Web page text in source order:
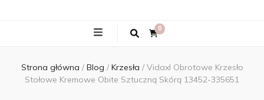
0
Strona główna / Blog / Krzesła / Vidaxl Obrotowe Krzesło
Stołowe Kremowe Obite Sztuczną Skórą 13452-335651